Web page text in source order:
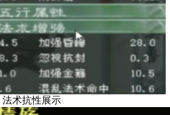
法术抗性展示